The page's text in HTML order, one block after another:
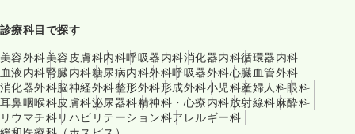
診療科目で探す
美容外科美容皮膚科内科呼吸器内科消化器内科循環器内科
血液内科腎臓内科糖尿病内科外科呼吸器外科心臓血管外科
消化器外科脳神経外科整形外科形成外科小児科産婦人科眼科
耳鼻咽喉科皮膚科泌尿器科精神科・心療内科放射線科麻酔科
リウマチ科リハビリテーション科アレルギー科